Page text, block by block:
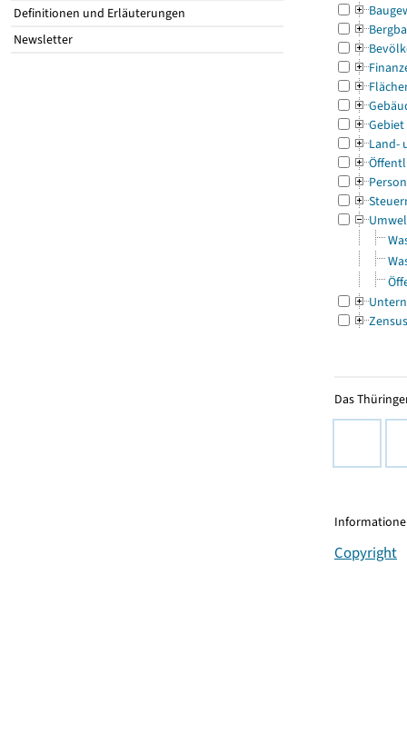
Definitionen und Erläuterungen
Newsletter
Gebiet
Land-
Zensus
Das
Copyright